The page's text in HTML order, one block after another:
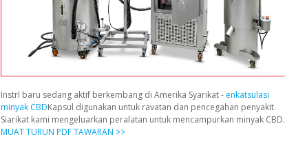
InstrI baru sedang aktif berkembang di Amerika Syarikat - enkatsulasi
minyak CBDKapsul digunakan untuk ravatan dan pencegahan penyakit.
Siarikat kami mengeluarkan peralatan untuk mencampurkan minyak CBD.
MUAT TURUN PDF TAWARAN >>